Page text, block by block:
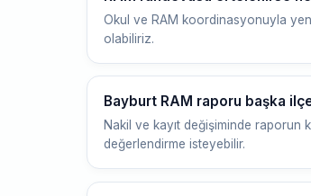
Okul ve RAM koordinasyonuyla
olabiliriz.
Bayburt RAM raporu başka
Nakil ve kayıt değişiminde raporun
değerlendirme isteyebilir.